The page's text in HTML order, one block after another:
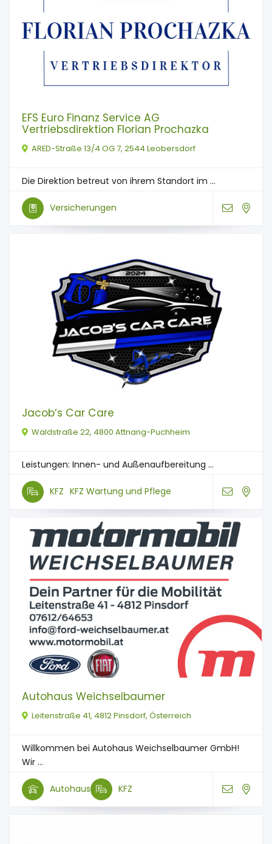
EFS Euro Finanz Service AG
Vertriebsdirektion Florian Prochazka
ARED-Straße 13/4 OG 7, 2544 Leobersdorf
Die Direktion betreut von ihrem Standort im ...
Versicherungen
Jacob‘s Car Care
Waldstraße 22, 4800 Attnang-Puchheim
Leistungen: Innen- und Außenaufbereitung ...
KFZ KFZ Wartung und Pflege
Autohaus Weichselbaumer
Leitenstraße 41, 4812 Pinsdorf, Österreich
Willkommen bei Autohaus Weichselbaumer GmbH!
Wir ...
Autohaus KFZ